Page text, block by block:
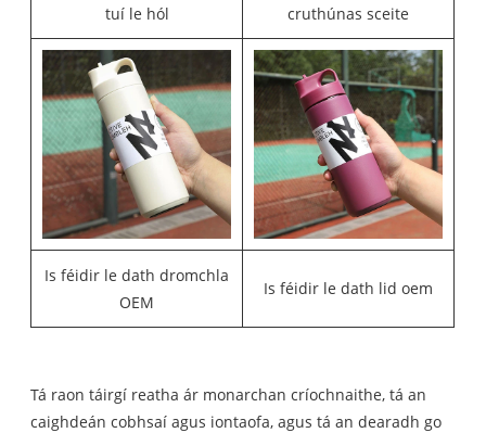
tuí le hól cruthúnas sceite
Is féidir le dath dromchla
OEM
Is féidir le dath lid oem
Tá raon táirgí reatha ár monarchan críochnaithe, tá an
caighdeán cobhsaí agus iontaofa, agus tá an dearadh go